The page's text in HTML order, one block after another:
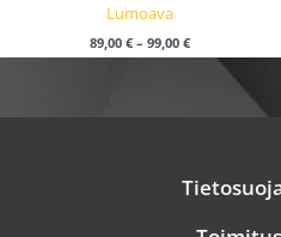
Lumoava
89,00 € – 99,00 €